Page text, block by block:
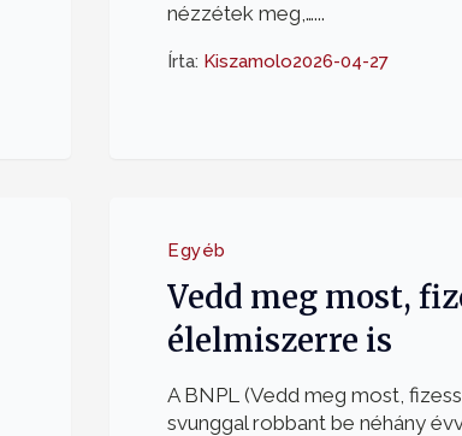
nézzétek meg,…...
Írta: Kiszamolo2026-04-27
Egyéb
Vedd meg most,
élelmiszerre is
A BNPL (Vedd meg most,
svunggal robbant be néhány